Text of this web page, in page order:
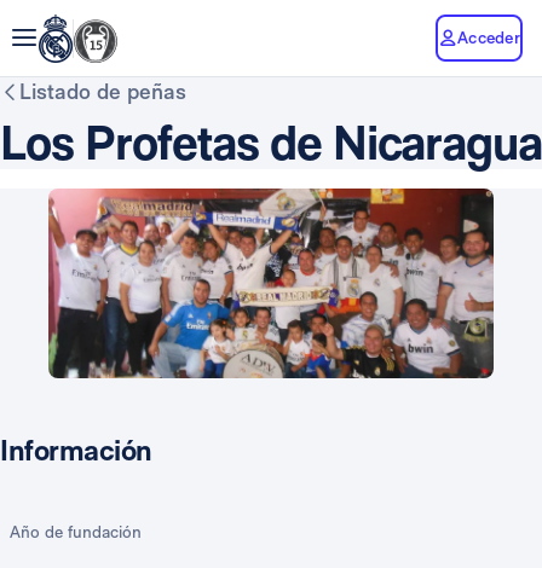
Acceder
Listado de peñas
Los Profetas de Nicaragua
Información
Año de fundación